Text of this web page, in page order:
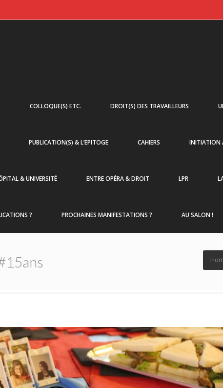
COLLOQUE(S) ETC. DROIT(S) DES TRAVAILLEURS
PUBLICATION(S) & L’EPITOGE CAHIERS INITIATION
& UNIVERSITÉ ENTRE OPÉRA & DROIT LPR
? PROCHAINES MANIFESTATIONS ? AU SALON !